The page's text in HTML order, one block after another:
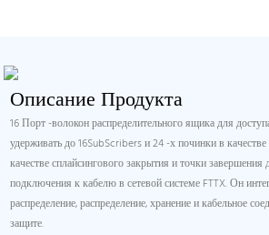
Описание Продукта
16 Порт -волокон распределительного ящика для
удерживать до 16SubScribers и 24 -х починки в
качестве сплайсингового закрытия и точки
подключения к кабелю в сетевой системе FTTX. Он
распределение, распределение, хранение и кабельное
защите.